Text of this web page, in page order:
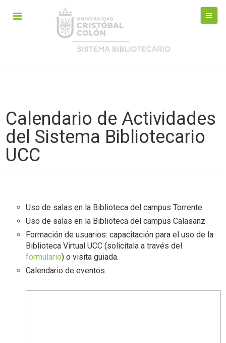
Calendario de Actividades
del Sistema Bibliotecario
UCC
Uso de salas en la Biblioteca del campus Torrente
Uso de salas en la Biblioteca del campus Calasanz
Formación de usuarios: capacitación para el uso de la
Biblioteca Virtual UCC (solicítala a través del
formulario) o visita guiada.
Calendario de eventos